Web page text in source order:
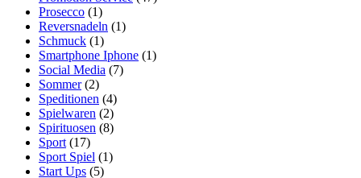
Prosecco (1)
Reversnadeln (1)
Schmuck (1)
Smartphone Iphone (1)
Social Media (7)
Sommer(2)
Speditionen (4)
Spielwaren (2)
Spirituosen (8)
Sport (17)
Sport Spiel (1)
Start Ups (5)